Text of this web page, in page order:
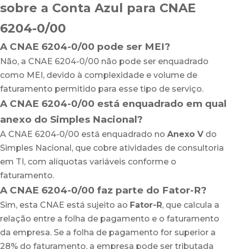
sobre a Conta Azul para CNAE
6204-0/00
A CNAE 6204-0/00 pode ser MEI?
Não, a CNAE 6204-0/00 não pode ser enquadrado
como MEI, devido à complexidade e volume de
faturamento permitido para esse tipo de serviço.
A CNAE 6204-0/00 está enquadrado em qual
anexo do Simples Nacional?
A CNAE 6204-0/00 está enquadrado no Anexo V do
Simples Nacional, que cobre atividades de consultoria
em TI, com alíquotas variáveis conforme o
faturamento.
A CNAE 6204-0/00 faz parte do Fator-R?
Sim, esta CNAE está sujeito ao Fator-R, que calcula a
relação entre a folha de pagamento e o faturamento
da empresa. Se a folha de pagamento for superior a
28% do faturamento, a empresa pode ser tributada